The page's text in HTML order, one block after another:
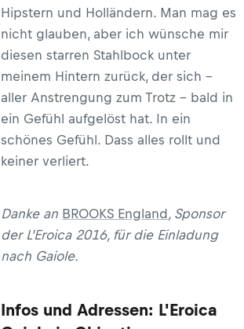
Hipstern und Holländern. Man mag es
nicht glauben, aber ich wünsche mir
diesen starren Stahlbock unter
meinem Hintern zurück, der sich –
aller Anstrengung zum Trotz – bald in
ein Gefühl aufgelöst hat. In ein
schönes Gefühl. Dass alles rollt und
keiner verliert.
Danke an BROOKS England, Sponsor
der L'Eroica 2016, für die Einladung
nach Gaiole.
Infos und Adressen: L'Eroica